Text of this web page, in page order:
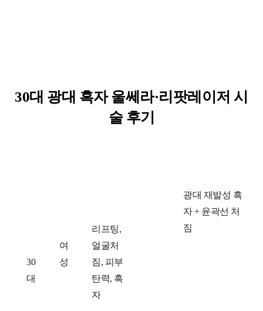
30대 광대 흑자 울쎄라·리팟레이저 시
술 후기
30
대
여
성
리프팅,
얼굴처
짐, 피부
탄력, 흑
자
광대 재발성 흑
자 + 윤곽선 처
짐